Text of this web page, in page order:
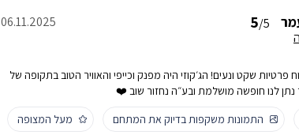
5/5
06.11.2025
פרטיות שקט ונעים! הג׳קוזי היה מפנק וכייפי והאוויר הטוב בתקופה של
נתן לנו חופשה מושלמת ובע״ה נחזור שוב ❤️
התמונות משקפות בדיוק את המתחם מעל המצופה